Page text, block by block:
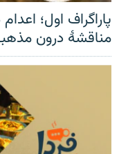
پاراگراف اول؛
مناقشهٔ درون